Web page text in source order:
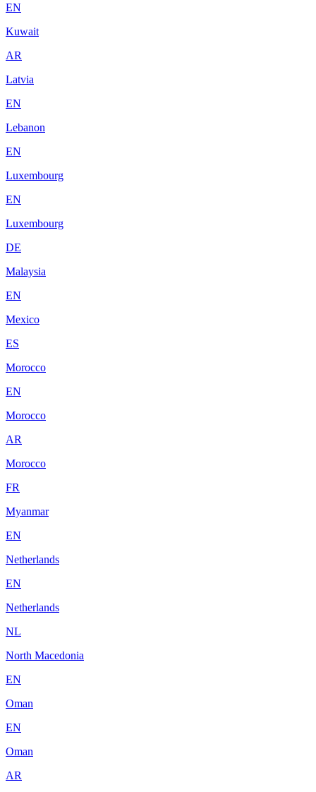
EN
Kuwait
AR
Latvia
EN
Lebanon
EN
Luxembourg
EN
Luxembourg
DE
Malaysia
EN
Mexico
ES
Morocco
EN
Morocco
AR
Morocco
FR
Myanmar
EN
Netherlands
EN
Netherlands
NL
North Macedonia
EN
Oman
EN
Oman
AR